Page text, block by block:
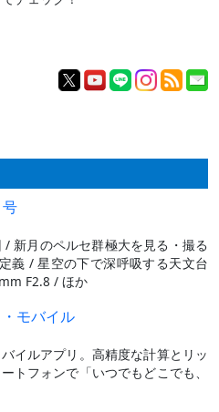
/ 新月のペルセ群極大を見る・撮る
義 / 星空の下で深呼吸する天文台
F2.8 / ほか
モバイル
イルアプリ。高精度な計算とリッ
トフォンで「いつでもどこでも、